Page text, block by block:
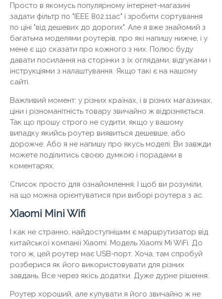
Просто в якомусь популярному інтернет-магазині
задати фільтр по "IEEE 802.11ac" і зробити сортування
по ціні "від дешевих до дорогих". Але я вже знайомий з
багатьма моделями роутерів, про які напишу нижче, і у
мене є що сказати про кожного з них. Полюс буду
давати посилання на сторінки з їх оглядами, відгуками і
інструкціями з налаштування. Якщо такі є на нашому
сайті.
Важливий момент: у різних країнах, і в різних магазинах,
ціни і різноманітність товару звичайно ж відрізняється.
Так що прошу строго не судити, якщо у вашому
випадку якийсь роутер виявиться дешевше, або
дорожче. Або я не напишу про якусь моделі. Ви завжди
можете поділитись своєю думкою і порадами в
коментарях.
Список просто для ознайомлення. І щоб ви розуміли,
на що можна орієнтуватися при виборі роутера з ac.
Xiaomi Mini Wifi
І как не странно, найдоступнішим є маршрутизатор від
китайської компанії Xiaomi. Модель Xiaomi Mi WiFi. До
того ж, цей роутер має USB-порт. Хоча, там спробуй
розберися як його використовувати для різних
завдань. Все через якісь додатки. Дуже дурне рішення.
Роутер хороший, але купувати я його звичайно ж не